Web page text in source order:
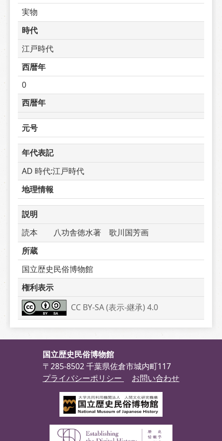
実物
時代
江戸時代
西暦年
0
西暦年
元号
年代表記
AD 時代:江戸時代
地理情報
説明
読本　　八功舎徳水著　歌川国芳画
所蔵
国立歴史民俗博物館
権利表示
CC BY-SA (表示-継承) 4.0
国立歴史民俗博物館
〒285-8502 千葉県佐倉市城内町117
プライバシーポリシー
お問い合わせ